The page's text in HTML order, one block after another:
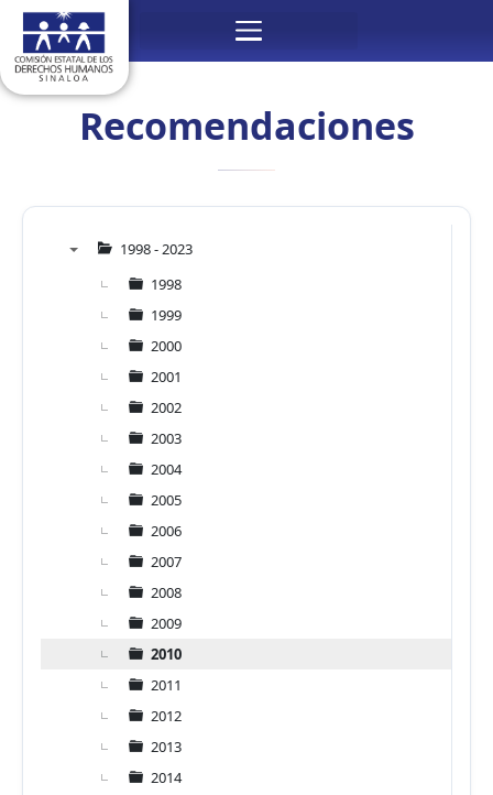
Menú
contenido
Recomendaciones
1998 - 2023
1998
1999
2000
2001
2002
2003
2004
2005
2006
2007
2008
2009
2010
2011
2012
2013
2014